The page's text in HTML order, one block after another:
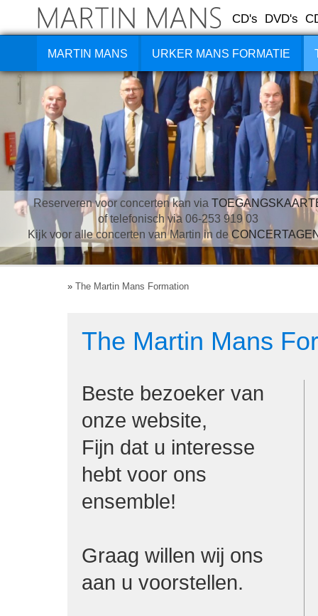
CD's DVD's
MARTIN MANS URKER MANS FORMATIE
Reserveren voor concerten kan via
of telefonisch via 06-253 919 03
Kijk voor alle concerten van Martin in de
» The Martin Mans Formation
The Martin Mans
Beste bezoeker van
onze website,
Fijn dat u interesse
hebt voor ons
ensemble!
Graag willen wij ons
aan u voorstellen.